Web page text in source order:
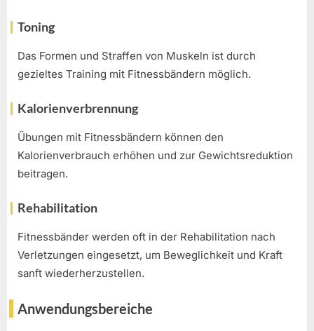
Toning
Das Formen und Straffen von Muskeln ist durch
gezieltes Training mit Fitnessbändern möglich.
Kalorienverbrennung
Übungen mit Fitnessbändern können den
Kalorienverbrauch erhöhen und zur Gewichtsreduktion
beitragen.
Rehabilitation
Fitnessbänder werden oft in der Rehabilitation nach
Verletzungen eingesetzt, um Beweglichkeit und Kraft
sanft wiederherzustellen.
Anwendungsbereiche